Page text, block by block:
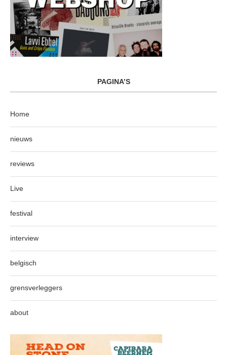
PAGINA’S
Home
nieuws
reviews
Live
festival
interview
belgisch
grensverleggers
about